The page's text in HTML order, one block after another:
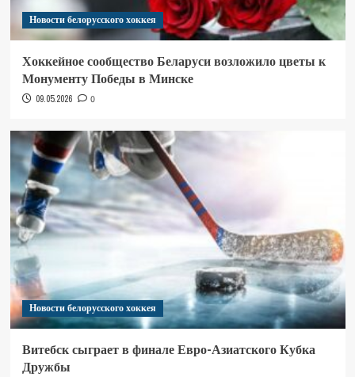
Новости белорусского хоккея
Хоккейное сообщество Беларуси возложило цветы к
Монументу Победы в Минске
09.05.2026 0
Новости белорусского хоккея
Витебск сыграет в финале Евро-Азиатского Кубка
Дружбы